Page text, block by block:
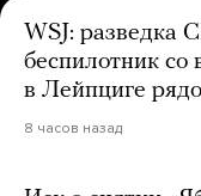
WSJ: разведка
беспилотник со
в Лейпциге
8 часов назад